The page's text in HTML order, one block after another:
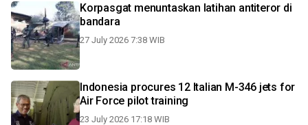
Korpasgat menuntaskan latihan antiteror di
bandara
27 July 2026 7:38 WIB
Indonesia procures 12 Italian M-346 jets for
Air Force pilot training
23 July 2026 17:18 WIB